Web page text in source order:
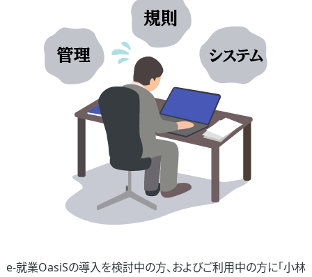
e-就業OasiSの導入を検討中の方、およびご利用中の方に「小林